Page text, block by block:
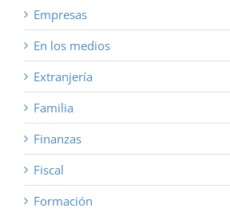
Empresas
En los medios
Extranjería
Familia
Finanzas
Fiscal
Formación